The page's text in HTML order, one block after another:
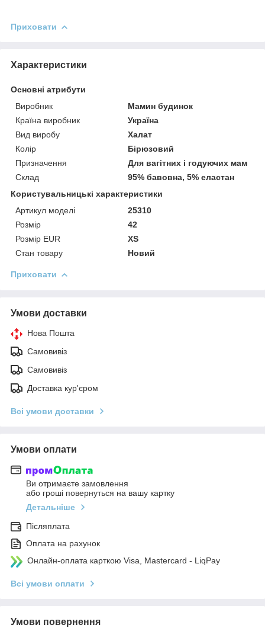
Приховати
Характеристики
Основні атрибути
Виробник
Мамин будинок
Країна виробник
Україна
Вид виробу
Халат
Колір
Бірюзовий
Призначення
Для вагітних і годуючих мам
Склад
95% бавовна, 5% еластан
Користувальницькі характеристики
Артикул моделі
25310
Розмір
42
Розмір EUR
XS
Стан товару
Новий
Приховати
Умови доставки
Нова Пошта
Самовивіз
Самовивіз
Доставка кур'єром
Всі умови доставки
Умови оплати
Ви отримаєте замовлення
або гроші повернуться на вашу картку
Детальніше
Післяплата
Оплата на рахунок
Онлайн-оплата карткою Visa, Mastercard - LiqPay
Всі умови оплати
Умови повернення